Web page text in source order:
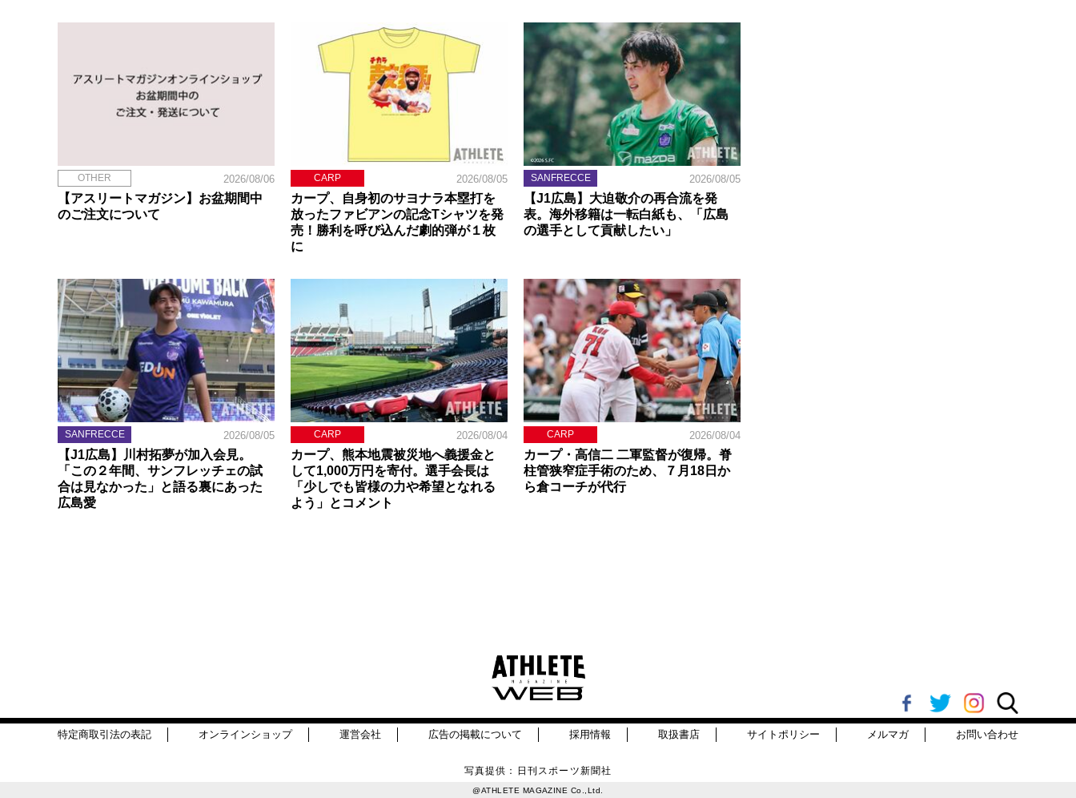
OTHER 2026/08/06
【アスリートマガジン】お盆期間中
のご注文について
CARP 2026/08/05
カープ、自身初のサヨナラ本塁打を
放ったファビアンの記念Tシャツを発
売！勝利を呼び込んだ劇的弾が１枚
に
SANFRECCE 2026/08/05
【J1広島】大迫敬介の再合流を発
表。海外移籍は一転白紙も、「広島
の選手として貢献したい」
SANFRECCE 2026/08/05
【J1広島】川村拓夢が加入会見。
「この２年間、サンフレッチェの試
合は見なかった」と語る裏にあった
広島愛
CARP 2026/08/04
カープ、熊本地震被災地へ義援金と
して1,000万円を寄付。選手会長は
「少しでも皆様の力や希望となれる
よう」とコメント
CARP 2026/08/04
カープ・高信二 二軍監督が復帰。脊
柱管狭窄症手術のため、７月18日か
ら倉コーチが代行
特定商取引法の表記 オンラインショップ 運営会社 広告の掲載について 採用情報 取扱書店 サイトポリシー メルマガ お問い合わせ
写真提供：日刊スポーツ新聞社
@ATHLETE MAGAZINE Co.,Ltd.